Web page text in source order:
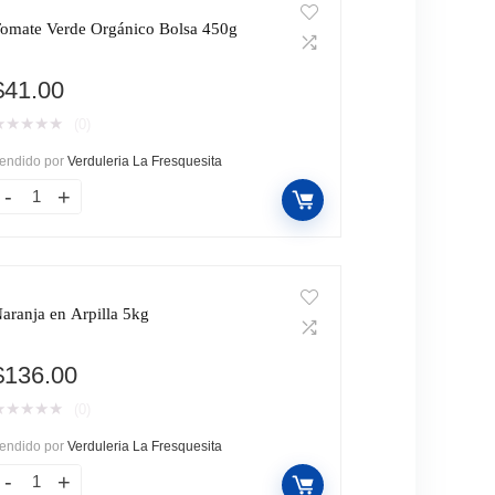
Verde Orgánico Bolsa 450g
41.00
★ ★ ★ ★
por Verduleria La Fresquesita
en Arpilla 5kg
136.00
★ ★ ★ ★
por Verduleria La Fresquesita